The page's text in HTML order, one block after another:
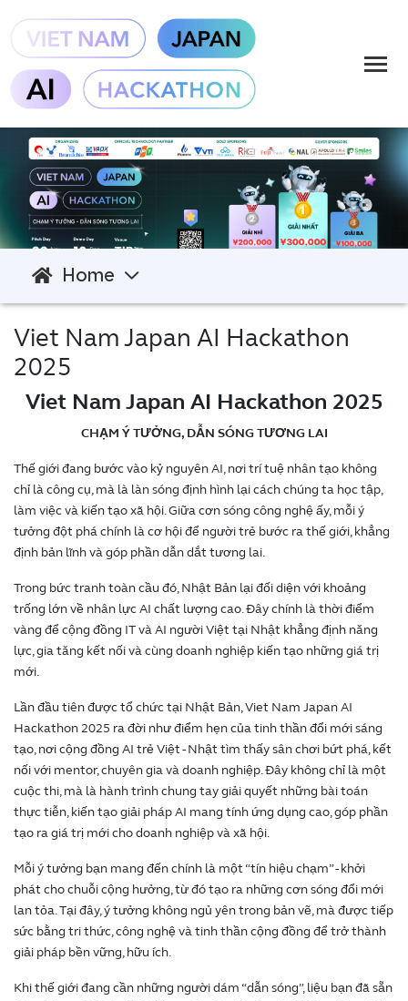
Home
Viet Nam Japan AI Hackathon
2025
Viet Nam Japan AI Hackathon 2025
CHẠM Ý TƯỞNG, DẪN SÓNG TƯƠNG LAI
Thế giới đang bước vào kỷ nguyên AI, nơi trí tuệ nhân tạo không
chỉ là công cụ, mà là làn sóng định hình lại cách chúng ta học tập,
làm việc và kiến tạo xã hội. Giữa cơn sóng công nghệ ấy, mỗi ý
tưởng đột phá chính là cơ hội để người trẻ bước ra thế giới, khẳng
định bản lĩnh và góp phần dẫn dắt tương lai.
Trong bức tranh toàn cầu đó, Nhật Bản lại đối diện với khoảng
trống lớn về nhân lực AI chất lượng cao. Đây chính là thời điểm
vàng để cộng đồng IT và AI người Việt tại Nhật khẳng định năng
lực, gia tăng kết nối và cùng doanh nghiệp kiến tạo những giá trị
mới.
Lần đầu tiên được tổ chức tại Nhật Bản, Viet Nam Japan AI
Hackathon 2025 ra đời như điểm hẹn của tinh thần đổi mới sáng
tạo, nơi cộng đồng AI trẻ Việt - Nhật tìm thấy sân chơi bứt phá, kết
nối với mentor, chuyên gia và doanh nghiệp. Đây không chỉ là một
cuộc thi, mà là hành trình chung tay giải quyết những bài toán
thực tiễn, kiến tạo giải pháp AI mang tính ứng dụng cao, góp phần
tạo ra giá trị mới cho doanh nghiệp và xã hội.
Mỗi ý tưởng bạn mang đến chính là một “tín hiệu chạm” - khởi
phát cho chuỗi cộng hưởng, từ đó tạo ra những cơn sóng đổi mới
lan tỏa. Tại đây, ý tưởng không ngủ yên trong bản vẽ, mà được tiếp
sức bằng tri thức, công nghệ và tinh thần cộng đồng để trở thành
giải pháp bền vững, hữu ích.
Khi thế giới đang cần những người dám “dẫn sóng”, liệu bạn đã sẵn